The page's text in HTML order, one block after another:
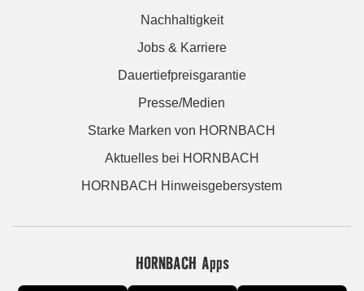
Nachhaltigkeit
Jobs & Karriere
Dauertiefpreisgarantie
Presse/Medien
Starke Marken von HORNBACH
Aktuelles bei HORNBACH
HORNBACH Hinweisgebersystem
HORNBACH Apps